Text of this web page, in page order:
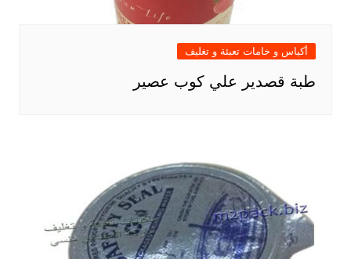
أكياس و خامات تعبئة و تغليف
طبة قصدير علي كوب عصير